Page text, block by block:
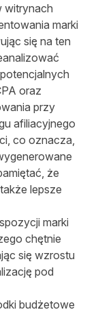
witrynach
marki
się na ten
oraz
przy
afiliacyjnego
co oznacza,
że
lepsze
marki
chętnie
się wzrostu
pod
budżetowe